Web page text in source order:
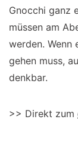
Gnocchi ganz
müssen am
werden. Wenn
gehen muss,
denkbar.
>> Direkt zum